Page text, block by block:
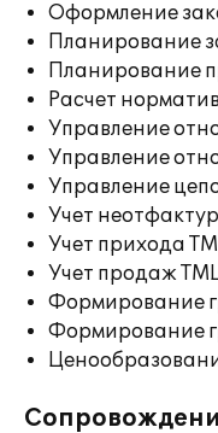
Оформление
Планирование
Планирование
Расчет
Управление
Управление
Управление
Учет
Учет прихода
Учет продаж
Формирование
Формирование